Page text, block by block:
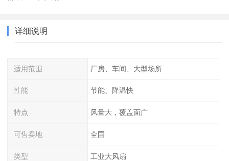
详细说明
适用范围 厂房、车间、大型场所
性能 节能、降温快
特点 风量大，覆盖面广
可售卖地 全国
类型 工业大风扇